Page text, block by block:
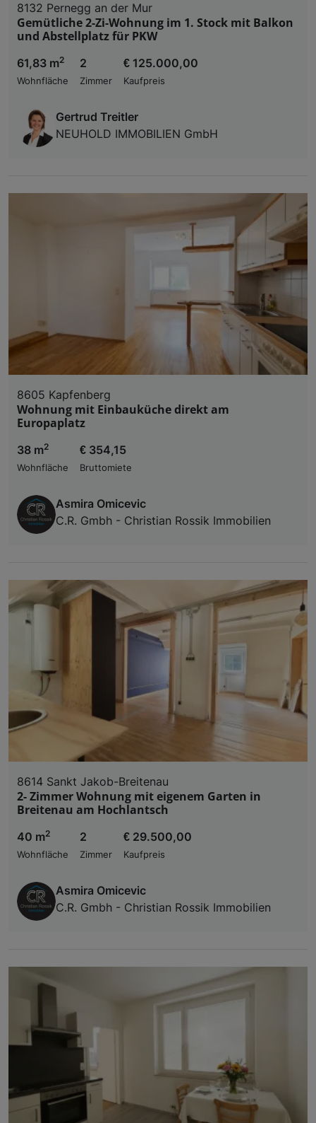
8132 Pernegg an der Mur
Gemütliche 2-Zi-Wohnung im 1. Stock mit Balkon
und Abstellplatz für PKW
61,83 m2
Wohnfläche
2
Zimmer
€ 125.000,00
Kaufpreis
Gertrud Treitler
NEUHOLD IMMOBILIEN GmbH
8605 Kapfenberg
Wohnung mit Einbauküche direkt am
Europaplatz
38 m2
Wohnfläche
€ 354,15
Bruttomiete
Asmira Omicevic
C.R. Gmbh - Christian Rossik Immobilien
8614 Sankt Jakob-Breitenau
2- Zimmer Wohnung mit eigenem Garten in
Breitenau am Hochlantsch
40 m2
Wohnfläche
2
Zimmer
€ 29.500,00
Kaufpreis
Asmira Omicevic
C.R. Gmbh - Christian Rossik Immobilien